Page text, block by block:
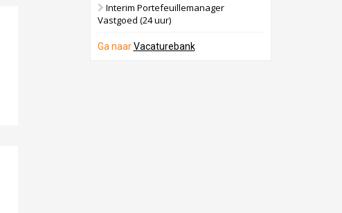
Interim Portefeuillemanager
Vastgoed (24 uur)
Ga naarVacaturebank